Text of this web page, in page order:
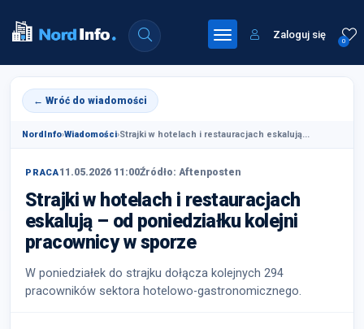
0
Zaloguj się
← Wróć do wiadomości
NordInfo›Wiadomości›Strajki w hotelach i restauracjach eskalują...
PRACA11.05.2026 11:00Źródło: Aftenposten
Strajki w hotelach i restauracjach
eskalują – od poniedziałku kolejni
pracownicy w sporze
W poniedziałek do strajku dołącza kolejnych 294
pracowników sektora hotelowo-gastronomicznego.